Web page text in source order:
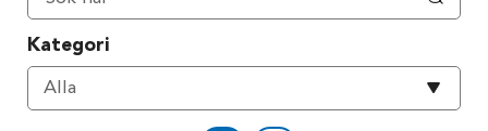
Kategori
Välj
Alla